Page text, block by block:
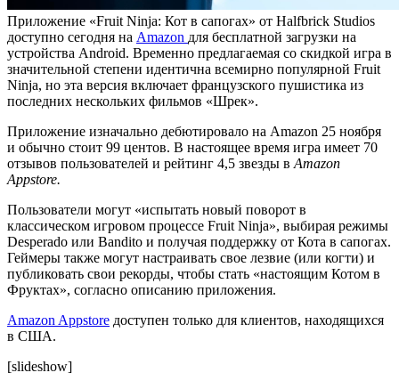
Приложение «Fruit Ninja: Кот в сапогах» от Halfbrick Studios
доступно сегодня на Amazon для бесплатной загрузки на
устройства Android. Временно предлагаемая со скидкой игра в
значительной степени идентична всемирно популярной Fruit
Ninja, но эта версия включает французского пушистика из
последних нескольких фильмов «Шрек».
Приложение изначально дебютировало на Amazon 25 ноября
и обычно стоит 99 центов. В настоящее время игра имеет 70
отзывов пользователей и рейтинг 4,5 звезды в Amazon
Appstore.
Пользователи могут «испытать новый поворот в
классическом игровом процессе Fruit Ninja», выбирая режимы
Desperado или Bandito и получая поддержку от Кота в сапогах.
Геймеры также могут настраивать свое лезвие (или когти) и
публиковать свои рекорды, чтобы стать «настоящим Котом в
Фруктах», согласно описанию приложения.
Amazon Appstore доступен только для клиентов, находящихся
в США.
[slideshow]